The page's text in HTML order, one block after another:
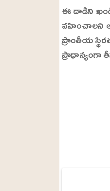
ఈ దాడిని
వహించాలని
ప్రాంతీయ
ప్రాధాన్యంగా